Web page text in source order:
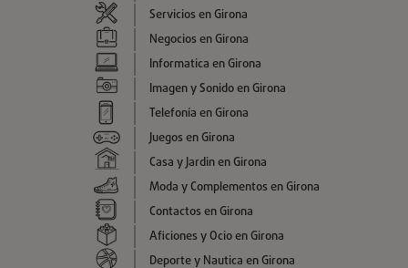
Servicios en Girona
Negocios en Girona
Informatica en Girona
Imagen y Sonido en Girona
Telefonía en Girona
Juegos en Girona
Casa y Jardin en Girona
Moda y Complementos en Girona
Contactos en Girona
Aficiones y Ocio en Girona
Deporte y Nautica en Girona